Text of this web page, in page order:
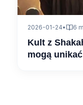
2026-01-24• 6
Kult z
mogą